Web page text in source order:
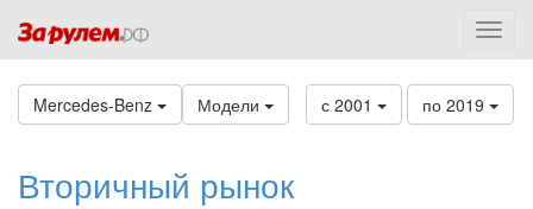
Mercedes-Benz Модели с 2001 по 2019
Вторичный рынок